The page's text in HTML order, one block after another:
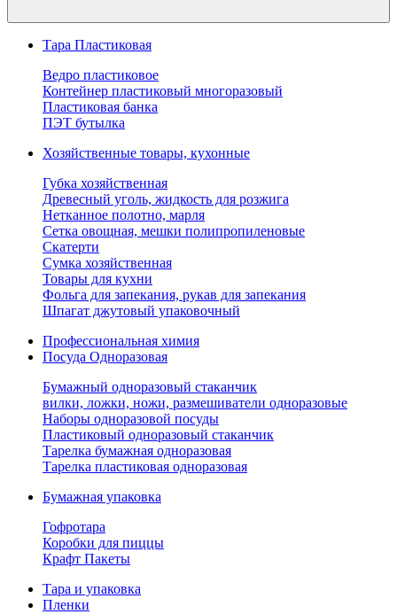
Тара Пластиковая
Ведро пластиковое
Контейнер пластиковый многоразовый
Пластиковая банка
ПЭТ бутылка
Хозяйственные товары, кухонные
Губка хозяйственная
Древесный уголь, жидкость для розжига
Нетканное полотно, марля
Сетка овощная, мешки полипропиленовые
Скатерти
Сумка хозяйственная
Товары для кухни
Фольга для запекания, рукав для запекания
Шпагат джутовый упаковочный
Профессиональная химия
Посуда Одноразовая
Бумажный одноразовый стаканчик
вилки, ложки, ножи, размешиватели одноразовые
Наборы одноразовой посуды
Пластиковый одноразовый стаканчик
Тарелка бумажная одноразовая
Тарелка пластиковая одноразовая
Бумажная упаковка
Гофротара
Коробки для пиццы
Крафт Пакеты
Тара и упаковка
Пленки